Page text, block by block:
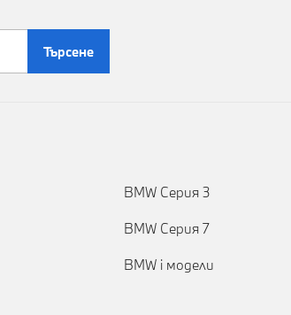
Търсене
BMW Серия 3
BMW Серия 7
BMW i модели